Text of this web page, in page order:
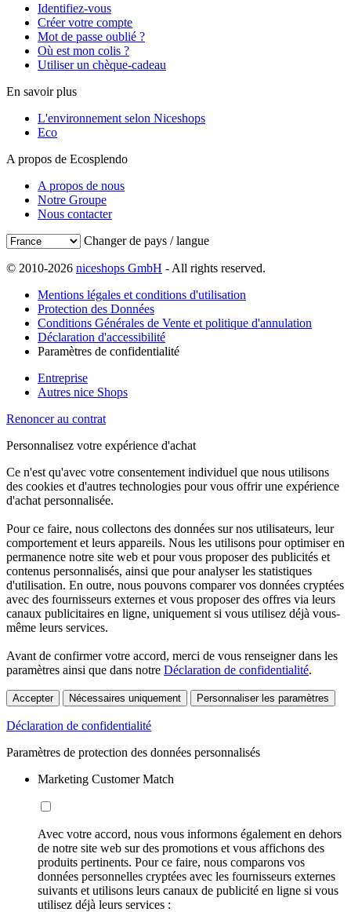
Identifiez-vous
Créer votre compte
Mot de passe oublié ?
Où est mon colis ?
Utiliser un chèque-cadeau
En savoir plus
L'environnement selon Niceshops
Eco
A propos de Ecosplendo
A propos de nous
Notre Groupe
Nous contacter
Changer de pays / langue
© 2010-2026 niceshops GmbH - All rights reserved.
Mentions légales et conditions d'utilisation
Protection des Données
Conditions Générales de Vente et politique d'annulation
Déclaration d'accessibilité
Paramètres de confidentialité
Entreprise
Autres nice Shops
Renoncer au contrat
Personnalisez votre expérience d'achat
Ce n'est qu'avec votre consentement individuel que nous utilisons
des cookies et d'autres technologies pour vous offrir une expérience
d'achat personnalisée.
Pour ce faire, nous collectons des données sur nos utilisateurs, leur
comportement et leurs appareils. Nous les utilisons pour optimiser en
permanence notre site web et pour vous proposer des publicités et
contenus personnalisés, ainsi que pour analyser les statistiques
d'utilisation. En outre, nous pouvons comparer vos données cryptées
avec des fournisseurs externes et vous proposer des offres via leurs
canaux publicitaires en ligne, uniquement si vous utilisez déjà vous-
même leurs services.
Avant de confirmer votre accord, merci de vous renseigner dans les
paramètres ainsi que dans notre Déclaration de confidentialité.
Accepter Nécessaires uniquement Personnaliser les paramètres
Déclaration de confidentialité
Paramètres de protection des données personnalisés
Marketing Customer Match
Avec votre accord, nous vous informons également en dehors
de notre site web sur des promotions et vous affichons des
produits pertinents. Pour ce faire, nous comparons vos
données personnelles cryptées avec les fournisseurs externes
suivants et utilisons leurs canaux de publicité en ligne si vous
utilisez déjà leurs services :